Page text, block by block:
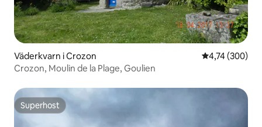
Väderkvarn i Crozon 4,74 av 5 i
4,74 (300)
Crozon, Moulin de la Plage, Goulien
Superhost
Superhost